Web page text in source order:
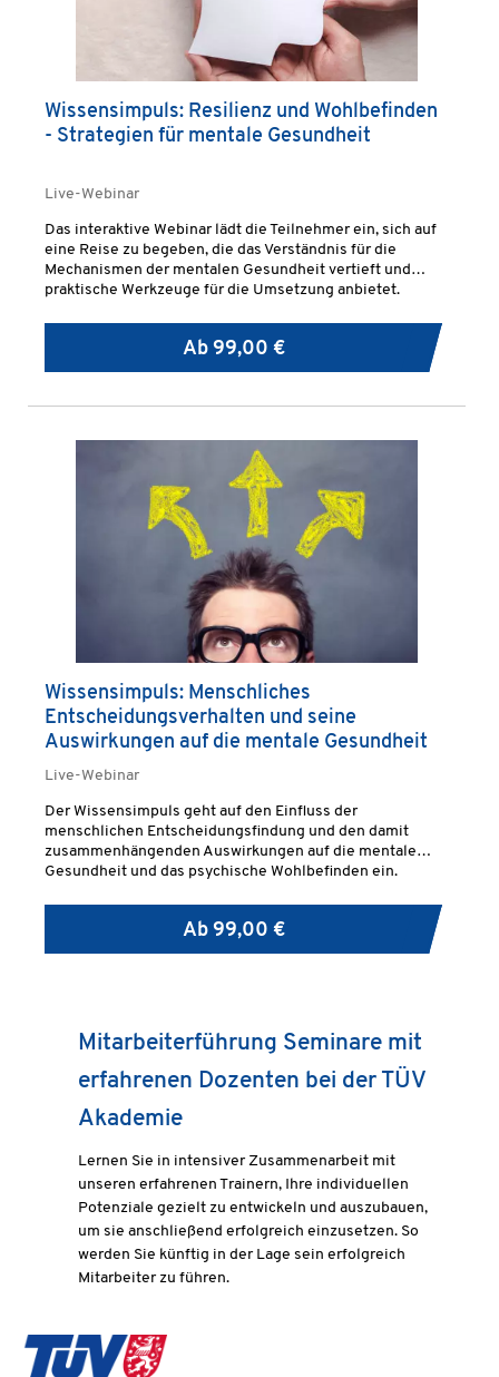
Wissensimpuls: Resilienz und Wohlbefinden
- Strategien für mentale Gesundheit
Live-Webinar
Das interaktive Webinar lädt die Teilnehmer ein, sich auf
eine Reise zu begeben, die das Verständnis für die
Mechanismen der mentalen Gesundheit vertieft und
praktische Werkzeuge für die Umsetzung anbietet.
Ab 99,00 €
Wissensimpuls: Menschliches
Entscheidungsverhalten und seine
Auswirkungen auf die mentale Gesundheit
Live-Webinar
Der Wissensimpuls geht auf den Einfluss der
menschlichen Entscheidungsfindung und den damit
zusammenhängenden Auswirkungen auf die mentale
Gesundheit und das psychische Wohlbefinden ein.
Ab 99,00 €
Mitarbeiterführung Seminare mit
erfahrenen Dozenten bei der TÜV
Akademie
Lernen Sie in intensiver Zusammenarbeit mit
unseren erfahrenen Trainern, Ihre individuellen
Potenziale gezielt zu entwickeln und auszubauen,
um sie anschließend erfolgreich einzusetzen. So
werden Sie künftig in der Lage sein erfolgreich
Mitarbeiter zu führen.